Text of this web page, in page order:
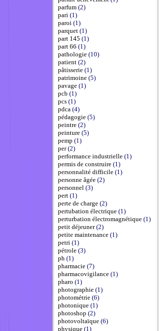
parfum (2)
pari (1)
paroi (1)
parquet (1)
part 145 (1)
part 66 (1)
pathologie (10)
patient (2)
pâtisserie (1)
patrimoine (5)
pavage (1)
pcb (1)
pcs (1)
pdca (4)
pédagogie (5)
peintre (2)
peinture (5)
pemp (1)
per(2)
performance industrielle (1)
permis de construire (1)
personnalité difficile (1)
personne âgée (2)
personnel (3)
pert (1)
perte de charge (2)
pertubation électrique (1)
perturbation électromagnétique (1)
petit déjeuner(2)
petite maintenance (1)
petri (1)
pétrole (3)
ph (1)
pharmacie (7)
pharmacovigilance (1)
pharo (1)
photographie (1)
photométrie (6)
photonique (1)
photoshop (2)
photovoltaïque (6)
physique (1)